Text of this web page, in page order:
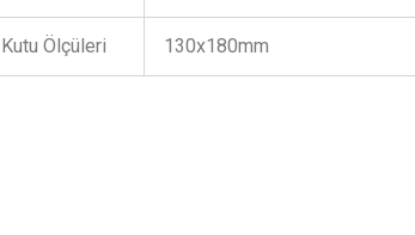
Kutu Ölçüleri 130x180mm